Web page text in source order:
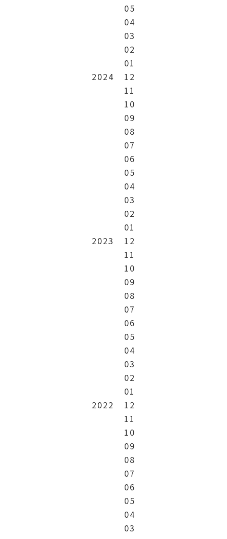
05
04
03
02
01
2024
12
11
10
09
08
07
06
05
04
03
02
01
2023
12
11
10
09
08
07
06
05
04
03
02
01
2022
12
11
10
09
08
07
06
05
04
03